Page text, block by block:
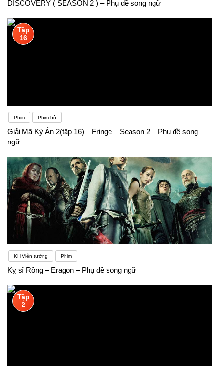
DISCOVERY ( SEASON 2 ) – Phụ đề song ngữ
Tập
16
Phim Phim bộ
Giải Mã Kỳ Án 2(tập 16) – Fringe – Season 2 – Phụ đề song
ngữ
KH Viễn tưởng Phim
Kỵ sĩ Rồng – Eragon – Phụ đề song ngữ
Tập
2